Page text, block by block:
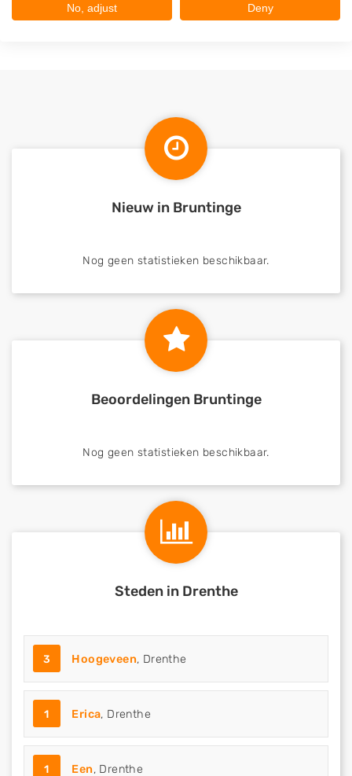
Beilen
Nieuw in Bruntinge
Nog geen statistieken beschikbaar.
Beoordelingen Bruntinge
Nog geen statistieken beschikbaar.
Steden in Drenthe
3 Hoogeveen, Drenthe
1 Erica, Drenthe
1 Een, Drenthe
No, adjust Deny